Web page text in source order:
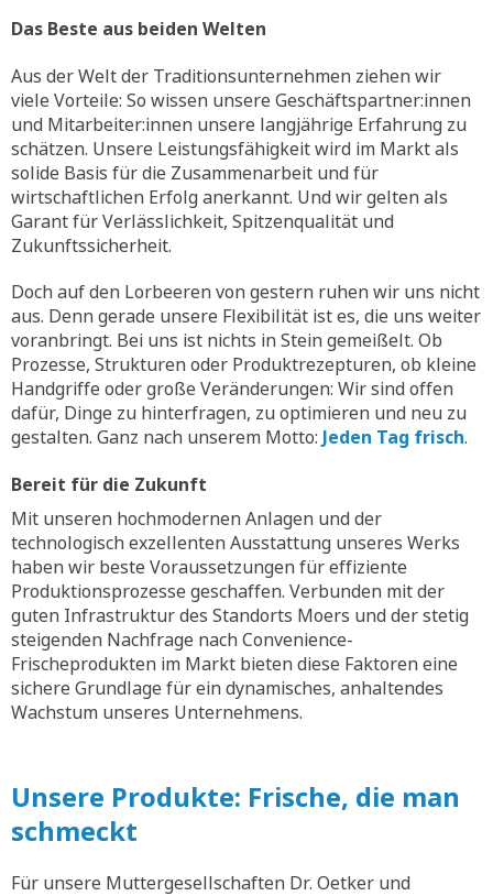
Das Beste aus beiden Welten
Aus der Welt der Traditionsunternehmen ziehen wir
viele Vorteile: So wissen unsere Geschäftspartner:innen
und Mitarbeiter:innen unsere langjährige Erfahrung zu
schätzen. Unsere Leistungsfähigkeit wird im Markt als
solide Basis für die Zusammenarbeit und für
wirtschaftlichen Erfolg anerkannt. Und wir gelten als
Garant für Verlässlichkeit, Spitzenqualität und
Zukunftssicherheit.
Doch auf den Lorbeeren von gestern ruhen wir uns nicht
aus. Denn gerade unsere Flexibilität ist es, die uns weiter
voranbringt. Bei uns ist nichts in Stein gemeißelt. Ob
Prozesse, Strukturen oder Produktrezepturen, ob kleine
Handgriffe oder große Veränderungen: Wir sind offen
dafür, Dinge zu hinterfragen, zu optimieren und neu zu
gestalten. Ganz nach unserem Motto: Jeden Tag frisch.
Bereit für die Zukunft
Mit unseren hochmodernen Anlagen und der
technologisch exzellenten Ausstattung unseres Werks
haben wir beste Voraussetzungen für effiziente
Produktionsprozesse geschaffen. Verbunden mit der
guten Infrastruktur des Standorts Moers und der stetig
steigenden Nachfrage nach Convenience-
Frischeprodukten im Markt bieten diese Faktoren eine
sichere Grundlage für ein dynamisches, anhaltendes
Wachstum unseres Unternehmens.
Unsere Produkte: Frische, die man
schmeckt
Für unsere Muttergesellschaften Dr. Oetker und